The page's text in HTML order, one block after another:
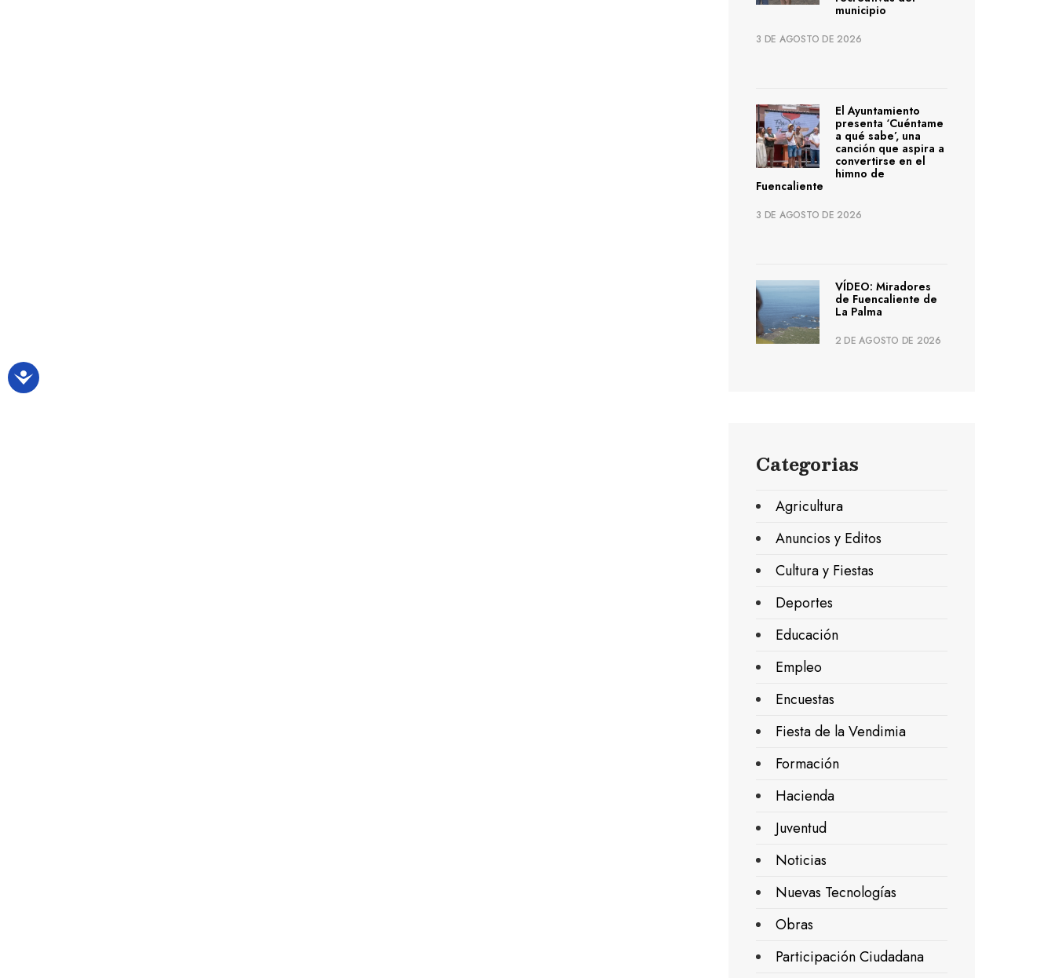
municipio
3 DE AGOSTO DE 2026
El Ayuntamiento
presenta ‘Cuéntame
a qué sabe’, una
canción que aspira a
convertirse en el
himno de
Fuencaliente
3 DE AGOSTO DE 2026
VÍDEO: Miradores
de Fuencaliente de
La Palma
2 DE AGOSTO DE 2026
Categorias
Agricultura
Anuncios y Editos
Cultura y Fiestas
Deportes
Educación
Empleo
Encuestas
Fiesta de la Vendimia
Formación
Hacienda
Juventud
Noticias
Nuevas Tecnologías
Obras
Participación Ciudadana